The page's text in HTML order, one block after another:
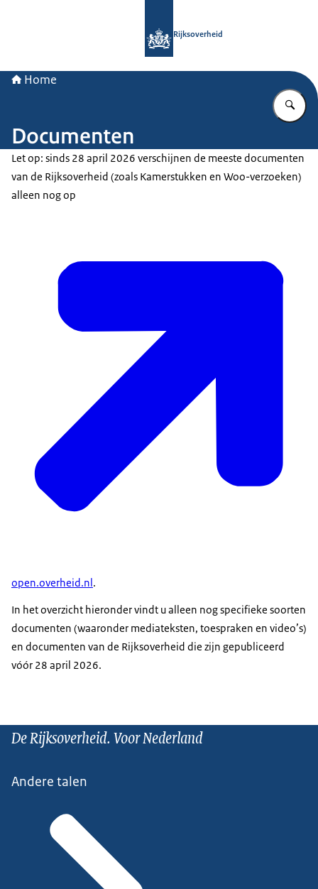
Rijksoverheid
Home
Documenten
Let op: sinds 28 april 2026 verschijnen de meeste documenten
van de Rijksoverheid (zoals Kamerstukken en Woo-verzoeken)
alleen nog op
open.overheid.nl.
In het overzicht hieronder vindt u alleen nog specifieke soorten
documenten (waaronder mediateksten, toespraken en video’s)
en documenten van de Rijksoverheid die zijn gepubliceerd
vóór 28 april 2026.
De Rijksoverheid. Voor Nederland
Andere talen